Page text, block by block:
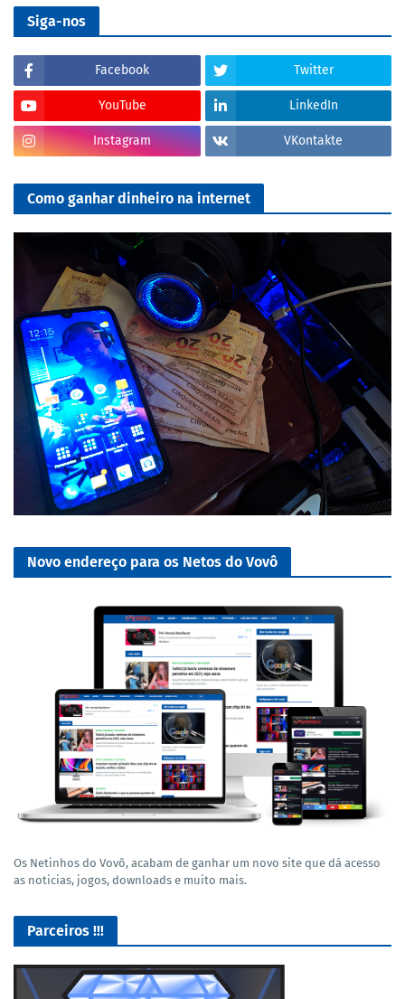
Siga-nos
Facebook Twitter
YouTube LinkedIn
Instagram VKontakte
Como ganhar dinheiro na internet
Novo endereço para os Netos do Vovô
Os Netinhos do Vovô, acabam de ganhar um novo site que dá acesso
as noticias, jogos, downloads e muito mais.
Parceiros !!!
Lives de Gameplay no Facebook Gaming e muito mais